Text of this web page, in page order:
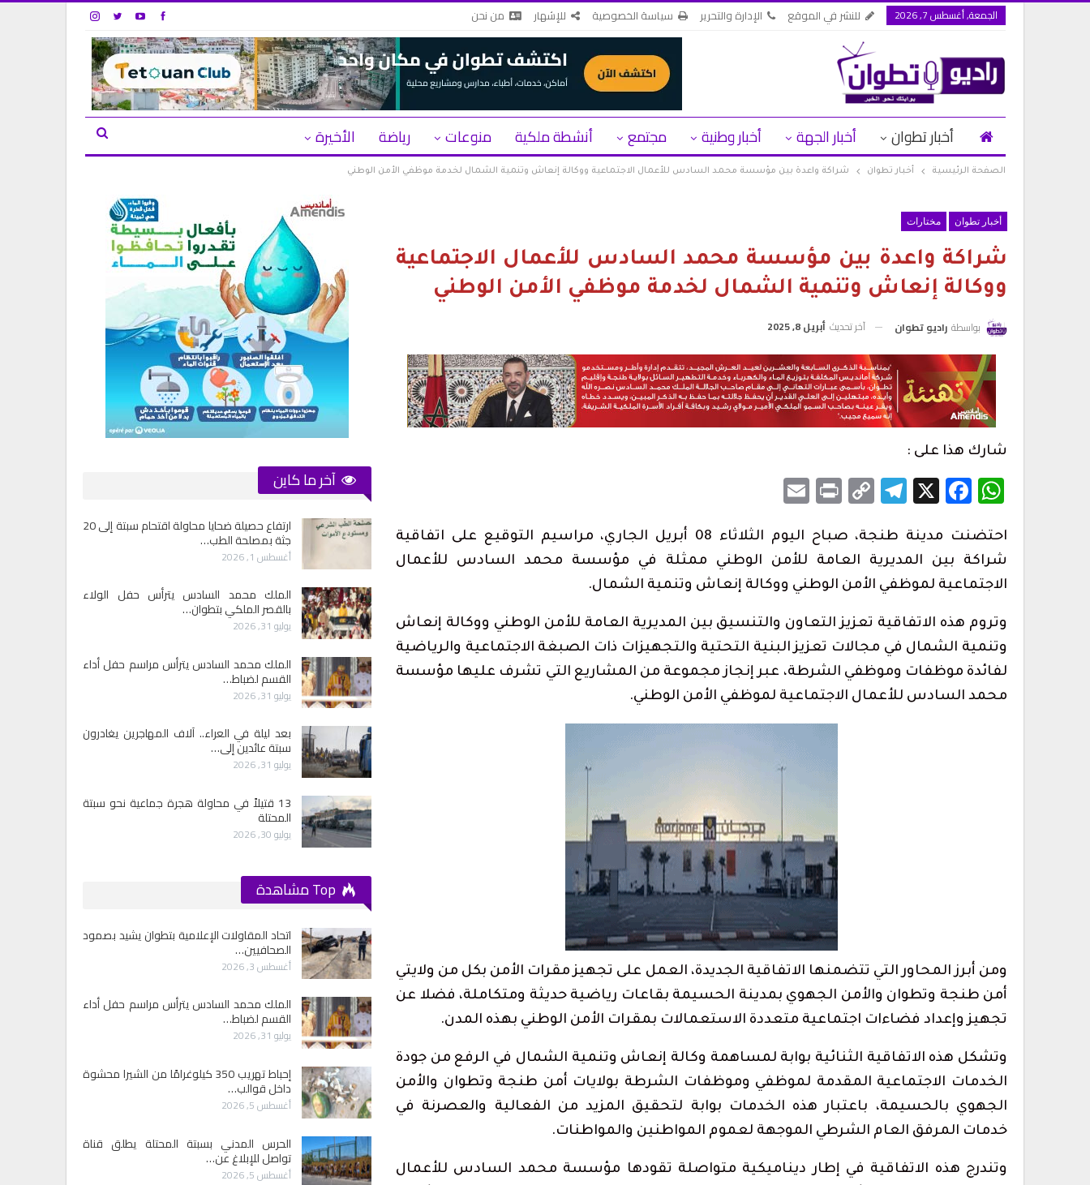
الجمعة, أغسطس 7, 2026 للنشر في الموقع الإدارة والتحرير سياسة الخصوصية للإشهار من نحن
أخبار تطوان أخبار الجهة أخبار وطنية مجتمع أنشطة ملكية منوعات رياضة الأخيرة
الصفحة الرئيسية أخبار تطوان شراكة واعدة بين مؤسسة محمد السادس للأعمال الاجتماعية ووكالة إنعاش وتنمية الشمال لخدمة موظفي الأمن الوطني
أخبار تطوان مختارات
شراكة واعدة بين مؤسسة محمد السادس للأعمال الاجتماعية
ووكالة إنعاش وتنمية الشمال لخدمة موظفي الأمن الوطني
بواسطة راديو تطوان آخر تحديث أبريل 8, 2025
شارك هذا على :
WhatsApp
Facebook
X
Telegram
Copy
Print
احتضنت مدينة طنجة، صباح اليوم الثلاثاء 08 أبريل الجاري، مراسيم التوقيع على اتفاقية
شراكة بين المديرية العامة للأمن الوطني ممثلة في مؤسسة محمد السادس للأعمال
الاجتماعية لموظفي الأمن الوطني ووكالة إنعاش وتنمية الشمال.
وتروم هذه الاتفاقية تعزيز التعاون والتنسيق بين المديرية العامة للأمن الوطني ووكالة إنعاش
وتنمية الشمال في مجالات تعزيز البنية التحتية والتجهيزات ذات الصبغة الاجتماعية والرياضية
لفائدة موظفات وموظفي الشرطة، عبر إنجاز مجموعة من المشاريع التي تشرف عليها مؤسسة
محمد السادس للأعمال الاجتماعية لموظفي الأمن الوطني.
ومن أبرز المحاور التي تتضمنها الاتفاقية الجديدة، العمل على تجهيز مقرات الأمن بكل من ولايتي
أمن طنجة وتطوان والأمن الجهوي بمدينة الحسيمة بقاعات رياضية حديثة ومتكاملة، فضلا عن
تجهيز وإعداد فضاءات اجتماعية متعددة الاستعمالات بمقرات الأمن الوطني بهذه المدن.
وتشكل هذه الاتفاقية الثنائية بوابة لمساهمة وكالة إنعاش وتنمية الشمال في الرفع من جودة
الخدمات الاجتماعية المقدمة لموظفي وموظفات الشرطة بولايات أمن طنجة وتطوان والأمن
الجهوي بالحسيمة، باعتبار هذه الخدمات بوابة لتحقيق المزيد من الفعالية والعصرنة في
خدمات المرفق العام الشرطي الموجهة لعموم المواطنين والمواطنات.
وتندرج هذه الاتفاقية في إطار ديناميكية متواصلة تقودها مؤسسة محمد السادس للأعمال
آخر ما كاين
المغرب التطواني يدعو إلى جمعه العام وسط
تحديات تنظيمية…
أغسطس 7, 2026
1.2 مليون درهم لدعم الدورة الـ31 لمهرجان
أغسطس 6, 2026
أحكام بالحبس في حق سائقي سيارات أجرة
بتطوان على خلفية أحداث…
أغسطس 5, 2026
الحرس المدني بسبتة المحتلة يطلق قناة
إحباط تهريب 350 كيلوغرامًا من الشيرا محشوة
ولاية أمن طنجة تنجح في توقيف فرنسي
مبحوث عنه دوليًا بتهمة…
أغسطس 4, 2026
داخل المدينة و862…
أغسطس 3, 2026
اتحاد المقاولات الإعلامية بتطوان يشيد بصمود
الصحافيين…
أغسطس 2, 2026
«تطوان ما فيها والو».. هل فعلاً لا تملك
المدينة شيئاً؟
أغسطس 1, 2026
ارتفاع حصيلة ضحايا محاولة اقتحام سبتة إلى 20
جثة بمصلحة الطب…
أغسطس 1, 2026
الملك محمد السادس يترأس حفل الولاء
بالقصر الملكي بتطوان…
يوليو 31, 2026
الملك محمد السادس يترأس مراسم حفل أداء
القسم لضباط…
يوليو 31, 2026
بعد ليلة في العراء.. آلاف المهاجرين يغادرون
سبتة عائدين إلى…
يوليو 31, 2026
13 قتيلاً في محاولة هجرة جماعية نحو سبتة
المحتلة
يوليو 30, 2026
1.2 مليون درهم لدعم الدورة الـ31 لمهرجان
تطوان لسينما البحر…
أغسطس 6, 2026
المغرب التطواني يدعو إلى جمعه العام وسط
تحديات تنظيمية…
أحكام بالحبس في حق سائقي سيارات أجرة
بتطوان على خلفية أحداث…
أغسطس 5, 2026
ارتفاع حصيلة ضحايا محاولة اقتحام سبتة إلى 20
جثة بمصلحة الطب…
بعد ليلة في العراء.. آلاف المهاجرين يغادرون
سبتة عائدين إلى…
يوليو 31, 2026
الملك محمد السادس يترأس حفل الولاء
بالقصر الملكي بتطوان…
يوليو 31, 2026
اتحاد المقاولات الإعلامية بتطوان يشيد بصمود
الصحافيين…
أغسطس 3, 2026
الملك محمد السادس يترأس مراسم حفل أداء
القسم لضباط…
يوليو 31, 2026
إحباط تهريب 350 كيلوغرامًا من الشيرا محشوة
داخل قوالب…
أغسطس 5, 2026
الحرس المدني بسبتة المحتلة يطلق قناة
تواصل للإبلاغ عن…
أغسطس 5, 2026